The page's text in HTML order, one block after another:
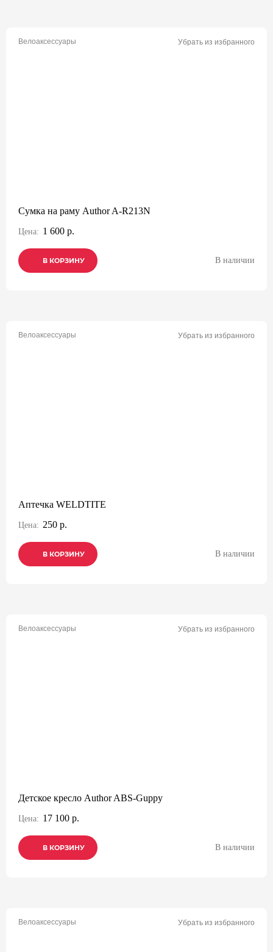
Велоаксессуары Убрать из избранного
Сумка на раму Author A-R213N
Цена: 1 600 р.
В КОРЗИНУ
В КОРЗИНУ
В КОРЗИНУ В наличии
Велоаксессуары Убрать из избранного
Аптечка WELDTITE
Цена: 250 р.
В КОРЗИНУ
В КОРЗИНУ
В КОРЗИНУ В наличии
Велоаксессуары Убрать из избранного
Детское кресло Author ABS-Guppy
Цена: 17 100 р.
В КОРЗИНУ
В КОРЗИНУ
В КОРЗИНУ В наличии
Велоаксессуары Убрать из избранного